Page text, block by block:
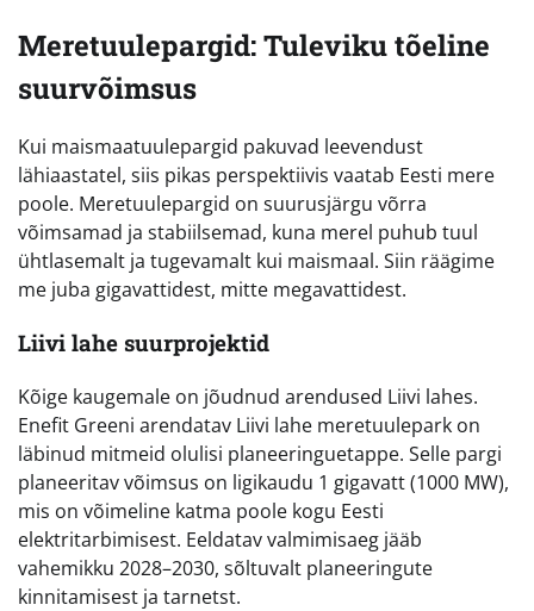
Meretuulepargid: Tuleviku tõeline
suurvõimsus
Kui maismaatuulepargid pakuvad leevendust
lähiaastatel, siis pikas perspektiivis vaatab Eesti mere
poole. Meretuulepargid on suurusjärgu võrra
võimsamad ja stabiilsemad, kuna merel puhub tuul
ühtlasemalt ja tugevamalt kui maismaal. Siin räägime
me juba gigavattidest, mitte megavattidest.
Liivi lahe suurprojektid
Kõige kaugemale on jõudnud arendused Liivi lahes.
Enefit Greeni arendatav Liivi lahe meretuulepark on
läbinud mitmeid olulisi planeeringuetappe. Selle pargi
planeeritav võimsus on ligikaudu 1 gigavatt (1000 MW),
mis on võimeline katma poole kogu Eesti
elektritarbimisest. Eeldatav valmimisaeg jääb
vahemikku 2028–2030, sõltuvalt planeeringute
kinnitamisest ja tarnetst.